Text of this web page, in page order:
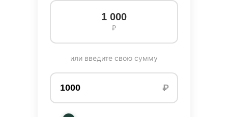
1 000
₽
или введите свою сумму
₽